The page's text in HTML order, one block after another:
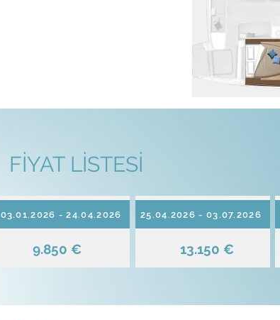
FİYAT LİSTESİ
03.01.2026 - 24.04.2026
9.850 €
25.04.2026 - 03.07.2026
13.150 €